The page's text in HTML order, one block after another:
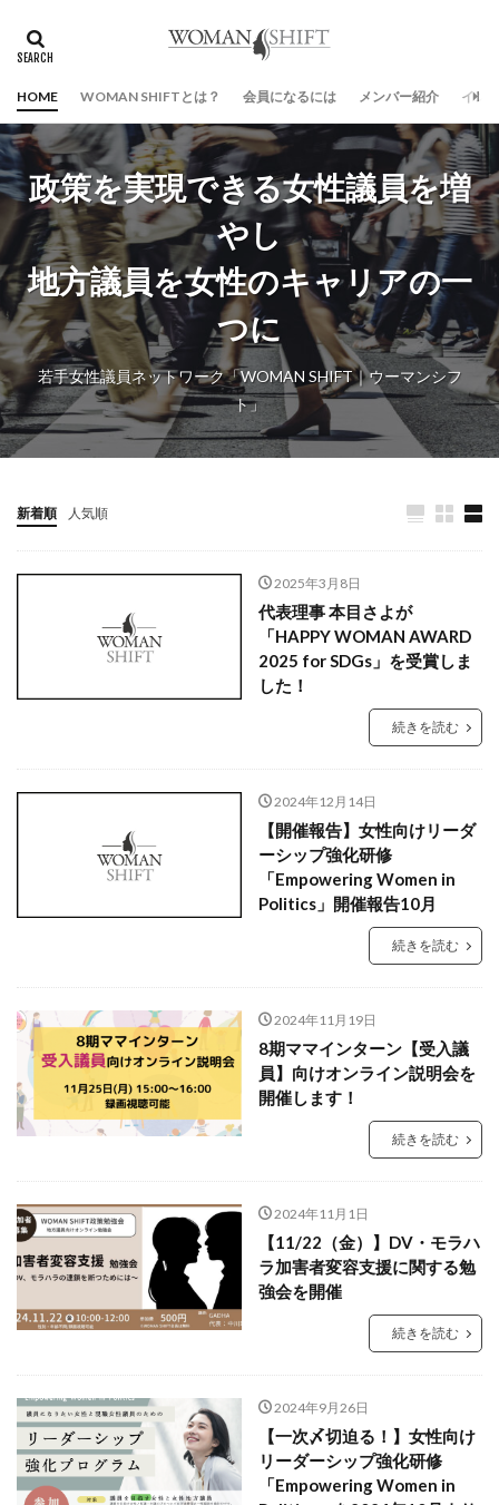
HOME WOMAN SHIFTとは？ 会員になるには メンバー紹介 イン
政策を実現できる女性議員を増
やし
地方議員を女性のキャリアの一
つに
若手女性議員ネットワーク「WOMAN SHIFT｜ウーマンシフ
ト」
新着順 人気順
2025年3月8日
代表理事 本目さよが
「HAPPY WOMAN AWARD
2025 for SDGs」を受賞しま
した！
続きを読む
2024年12月14日
【開催報告】女性向けリーダ
ーシップ強化研修
「Empowering Women in
Politics」開催報告10月
続きを読む
2024年11月19日
8期ママインターン【受入議
員】向けオンライン説明会を
開催します！
続きを読む
2024年11月1日
【11/22（金）】DV・モラハ
ラ加害者変容支援に関する勉
強会を開催
続きを読む
2024年9月26日
【一次〆切迫る！】女性向け
リーダーシップ強化研修
「Empowering Women in
タグ
ジェンダーギャップ
ジョセラジ
プレスリリース
勉強会
国際女性デー 報道 女性参政権
検索